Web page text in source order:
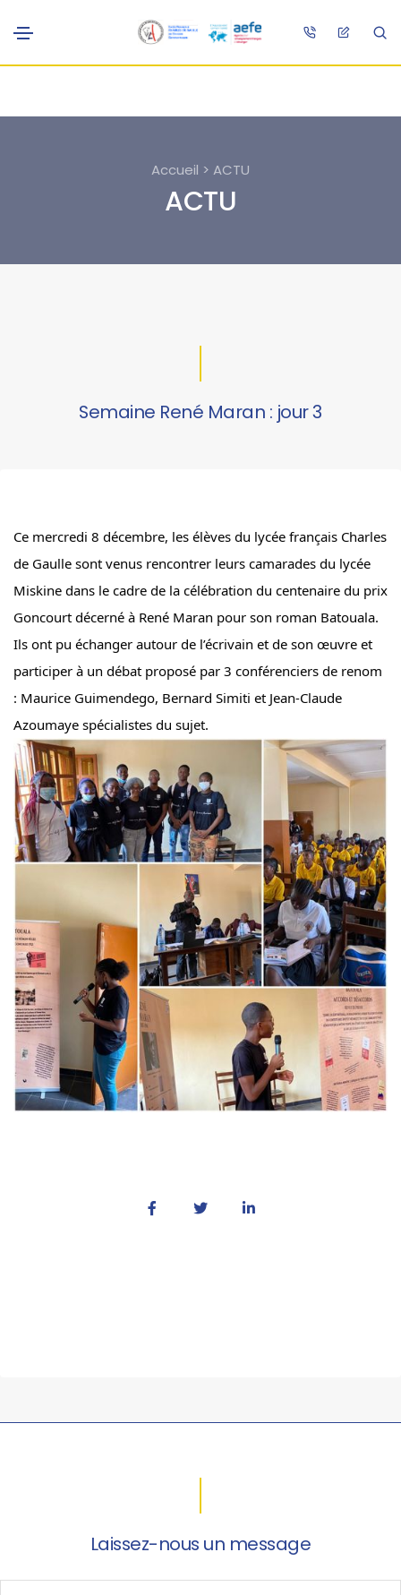
Accueil > ACTU
ACTU
Semaine René Maran : jour 3
Ce mercredi 8 décembre, les élèves du lycée français Charles
de Gaulle sont venus rencontrer leurs camarades du lycée
Miskine dans le cadre de la célébration du centenaire du prix
Goncourt décerné à René Maran pour son roman Batouala.
Ils ont pu échanger autour de l’écrivain et de son œuvre et
participer à un débat proposé par 3 conférenciers de renom
: Maurice Guimendego, Bernard Simiti et Jean-Claude
Azoumaye spécialistes du sujet.
Laissez-nous un message